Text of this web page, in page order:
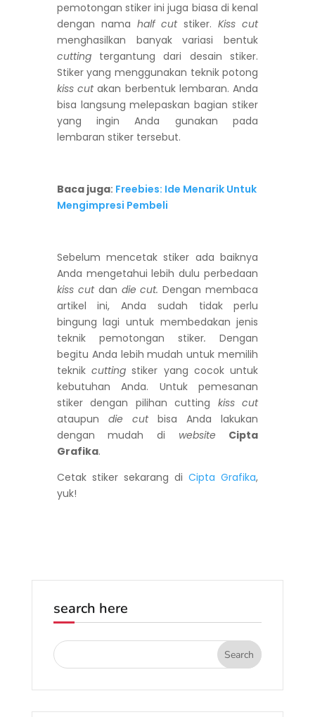
pemotongan stiker ini juga biasa di kenal
dengan nama half cutstiker.Kiss cut
menghasilkan banyak variasi bentuk
cuttingtergantung dari desain stiker.
Stiker yang menggunakan teknik potong
kiss cutakan berbentuk lembaran. Anda
bisa langsung melepaskan bagian stiker
yang ingin Anda gunakan pada
lembaran stiker tersebut.
Baca juga: Freebies: Ide Menarik Untuk
Mengimpresi Pembeli
Sebelum mencetak stiker ada baiknya
Anda mengetahui lebih dulu perbedaan
kiss cutdan die cut. Dengan membaca
artikel ini, Anda sudah tidak perlu
bingung lagi untuk membedakan jenis
teknik pemotongan stiker. Dengan
begitu Anda lebih mudah untuk memilih
teknik cuttingstiker yang cocok untuk
kebutuhan Anda. Untuk pemesanan
stiker dengan pilihan cutting kiss cut
ataupun die cutbisa Anda lakukan
dengan mudah di website
Cipta
Grafika.
Cetak stiker sekarang diCipta Grafika,
yuk!
search here